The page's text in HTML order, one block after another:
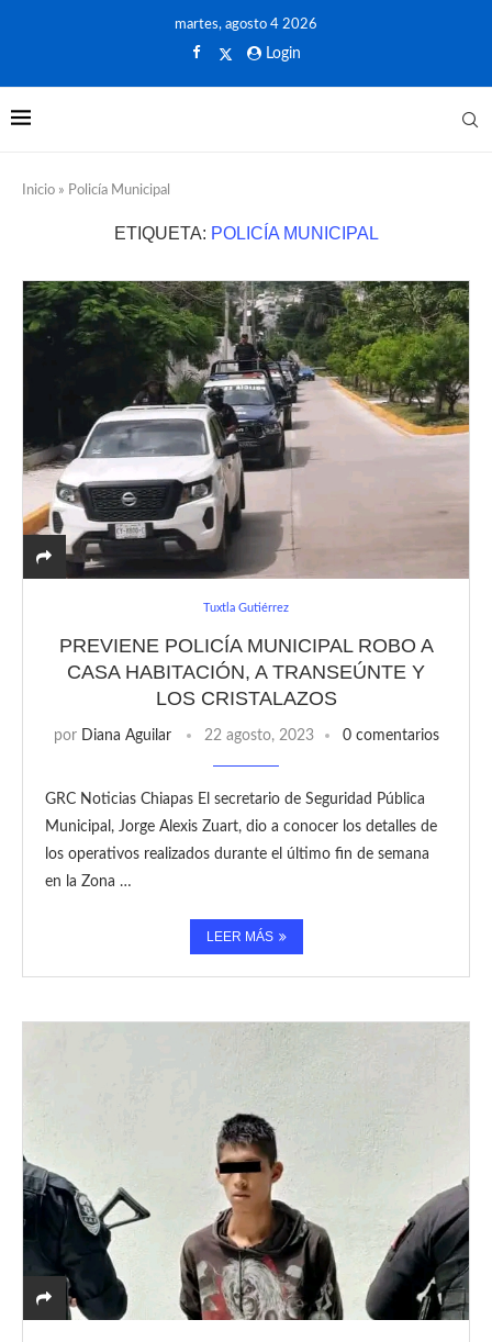
martes, agosto 4 2026
Login
Inicio » Policía Municipal
ETIQUETA: POLICÍA MUNICIPAL
Tuxtla Gutiérrez
PREVIENE POLICÍA MUNICIPAL ROBO A
CASA HABITACIÓN, A TRANSEÚNTE Y
LOS CRISTALAZOS
por Diana Aguilar 22 agosto, 2023 0 comentarios
GRC Noticias Chiapas El secretario de Seguridad Pública
Municipal, Jorge Alexis Zuart, dio a conocer los detalles de
los operativos realizados durante el último fin de semana
en la Zona …
LEER MÁS